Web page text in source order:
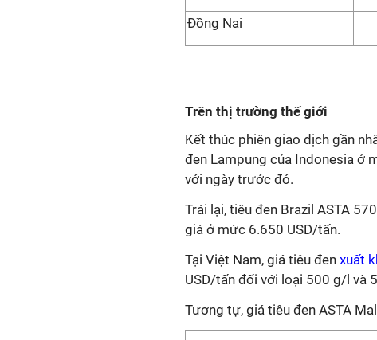
Đồng Nai
Trên thị trường thế giới
Kết thúc phiên giao dịch gần
đen Lampung của Indonesia ở
với ngày trước đó.
Trái lại, tiêu đen Brazil ASTA
giá ở mức 6.650 USD/tấn.
Tại Việt Nam, giá tiêu đen xuất
USD/tấn đối với loại 500 g/l và
Tương tự, giá tiêu đen ASTA